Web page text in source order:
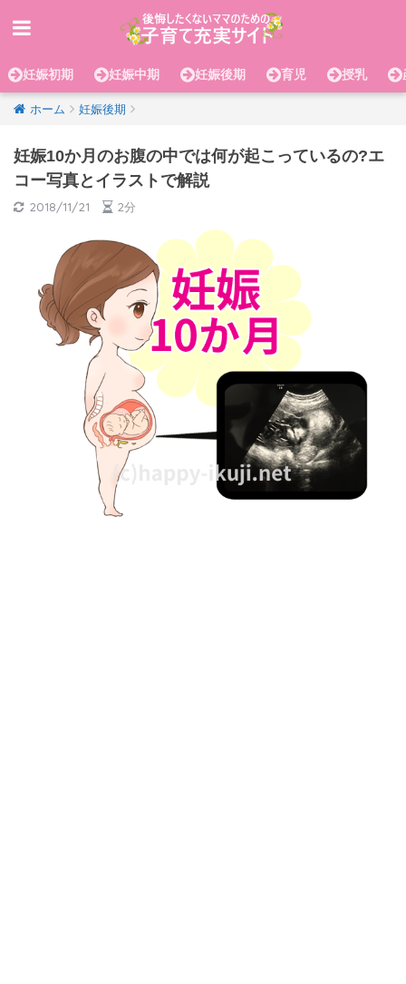
妊娠初期 妊娠中期 妊娠後期 育児 授乳
ホーム 妊娠後期
妊娠10か月のお腹の中では何が起こっているの?エ
コー写真とイラストで解説
2018/11/21 2分